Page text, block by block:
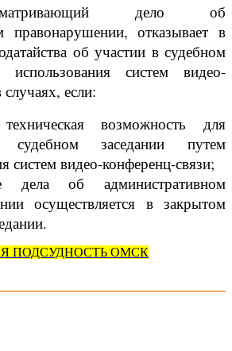
дело об
правонарушении, отказывает в
об участии в судебном
использования систем видео-
если:
техническая возможность для
заседании путем
систем видео-конференц-связи;
дела об административном
осуществляется в закрытом
ПОДСУДНОСТЬ ОМСК